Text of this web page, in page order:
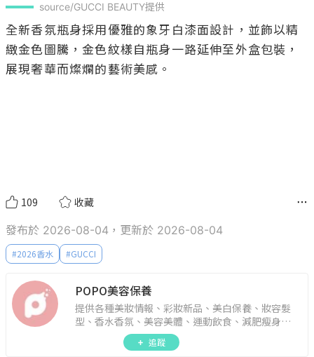
source/GUCCI BEAUTY提供
全新香氛瓶身採用優雅的象牙白漆面設計，並飾以精
緻金色圖騰，金色紋樣自瓶身一路延伸至外盒包裝，
展現奢華而燦爛的藝術美感。
109 收藏
發布於 2026-08-04，更新於 2026-08-04
#2026香水 #GUCCI
POPO美容保養
提供各種美妝情報、彩妝新品、美白保養、妝容髮
型、香水香氛、美容美體、運動飲食、減肥瘦身、
週年慶資訊。
追蹤